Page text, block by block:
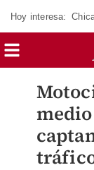
Hoy interesa: